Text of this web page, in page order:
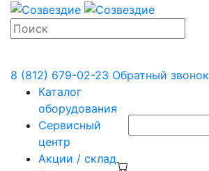
8 (812) 679-02-23 Обратный звонок
Каталог
оборудования
Сервисный
центр
Акции / склад